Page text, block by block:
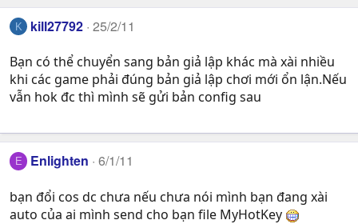
K kill27792 25/2/11
Bạn có thể chuyển sang bản giả lập khác mà xài nhiều
khi các game phải đúng bản giả lập chơi mới ổn lận.Nếu
vẫn hok đc thì mình sẽ gửi bản config sau
E Enlighten 6/1/11
bạn đổi cos dc chưa nếu chưa nói mình bạn đang xài
auto của ai mình send cho bạn file MyHotKey